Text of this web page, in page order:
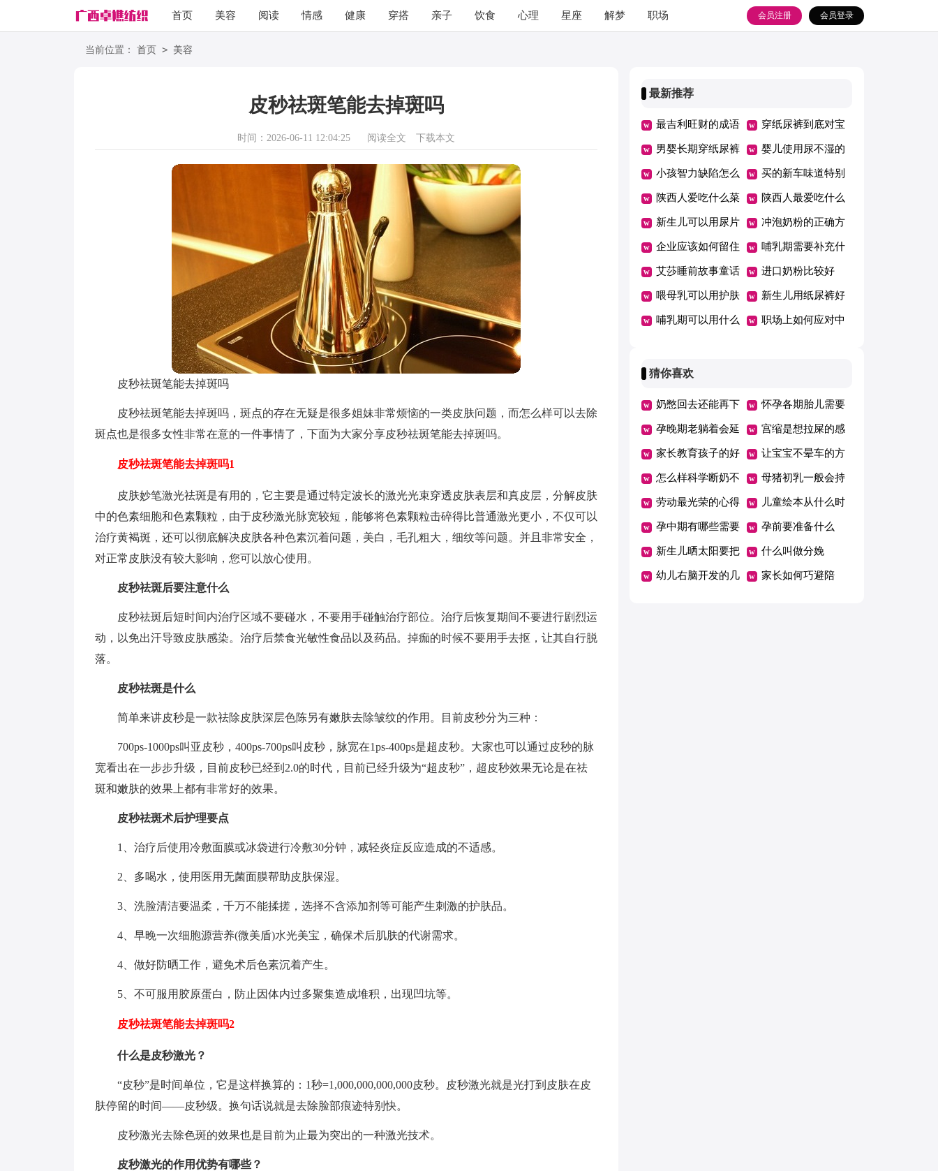
首页 美容 阅读 情感 健康 穿搭 亲子 饮食 心理 星座 解梦 职场
励志
会员登录
会员注册
当前位置： 首页 > 美容
皮秒祛斑笔能去掉斑吗
时间：2026-06-11 12:04:25 阅读全文 下载本文
皮秒祛斑笔能去掉斑吗
皮秒祛斑笔能去掉斑吗，斑点的存在无疑是很多姐妹非常烦恼的一类皮肤问题，而怎么样可以去除
斑点也是很多女性非常在意的一件事情了，下面为大家分享皮秒祛斑笔能去掉斑吗。
皮秒祛斑笔能去掉斑吗1
皮肤妙笔激光祛斑是有用的，它主要是通过特定波长的激光光束穿透皮肤表层和真皮层，分解皮肤
中的色素细胞和色素颗粒，由于皮秒激光脉宽较短，能够将色素颗粒击碎得比普通激光更小，不仅可以
治疗黄褐斑，还可以彻底解决皮肤各种色素沉着问题，美白，毛孔粗大，细纹等问题。并且非常安全，
对正常皮肤没有较大影响，您可以放心使用。
皮秒祛斑后要注意什么
皮秒祛斑后短时间内治疗区域不要碰水，不要用手碰触治疗部位。治疗后恢复期间不要进行剧烈运
动，以免出汗导致皮肤感染。治疗后禁食光敏性食品以及药品。掉痂的时候不要用手去抠，让其自行脱
落。
皮秒祛斑是什么
简单来讲皮秒是一款祛除皮肤深层色陈另有嫩肤去除皱纹的作用。目前皮秒分为三种：
700ps-1000ps叫亚皮秒，400ps-700ps叫皮秒，脉宽在1ps-400ps是超皮秒。大家也可以通过皮秒的脉
宽看出在一步步升级，目前皮秒已经到2.0的时代，目前已经升级为“超皮秒”，超皮秒效果无论是在祛
斑和嫩肤的效果上都有非常好的效果。
皮秒祛斑术后护理要点
1、治疗后使用冷敷面膜或冰袋进行冷敷30分钟，减轻炎症反应造成的不适感。
2、多喝水，使用医用无菌面膜帮助皮肤保湿。
3、洗脸清洁要温柔，千万不能揉搓，选择不含添加剂等可能产生刺激的护肤品。
4、早晚一次细胞源营养(微美盾)水光美宝，确保术后肌肤的代谢需求。
4、做好防晒工作，避免术后色素沉着产生。
5、不可服用胶原蛋白，防止因体内过多聚集造成堆积，出现凹坑等。
皮秒祛斑笔能去掉斑吗2
什么是皮秒激光？
“皮秒”是时间单位，它是这样换算的：1秒=1,000,000,000,000皮秒。皮秒激光就是光打到皮肤在皮
肤停留的时间——皮秒级。换句话说就是去除脸部痕迹特别快。
皮秒激光去除色斑的效果也是目前为止最为突出的一种激光技术。
皮秒激光的作用优势有哪些？
最新推荐
最吉利旺财的成语 穿纸尿裤到底对宝
宝好不好
男婴长期穿纸尿裤
危害
婴儿使用尿不湿的
危害
小孩智力缺陷怎么
办
买的新车味道特别
大如何消除
陕西人爱吃什么菜 陕西人最爱吃什么
菜
新生儿可以用尿片
吗
冲泡奶粉的正确方
法
企业应该如何留住
优秀员工
哺乳期需要补充什
么维生素
艾莎睡前故事童话
故事
进口奶粉比较好
喂母乳可以用护肤
品吗
新生儿用纸尿裤好
还是用拉拉裤好
哺乳期可以用什么 职场上如何应对中
猜你喜欢
奶憋回去还能再下
来吗
怀孕各期胎儿需要
的营养
孕晚期老躺着会延
期吗
宫缩是想拉屎的感
觉吗
家长教育孩子的好
方法总结一年级
让宝宝不晕车的方
法
怎么样科学断奶不
坑娃
母猪初乳一般会持
续几天
劳动最光荣的心得
体会范文（精选5
篇）
儿童绘本从什么时
候开始看有哪些好
处
孕中期有哪些需要
注意的事项
孕前要准备什么
新生儿晒太阳要把
衣服脱了吗
什么叫做分娩
幼儿右脑开发的几 家长如何巧避陪